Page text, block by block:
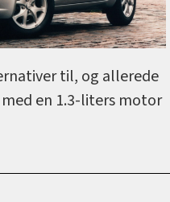
til, og allerede
en 1.3-liters motor